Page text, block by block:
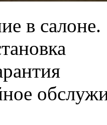
в салоне.